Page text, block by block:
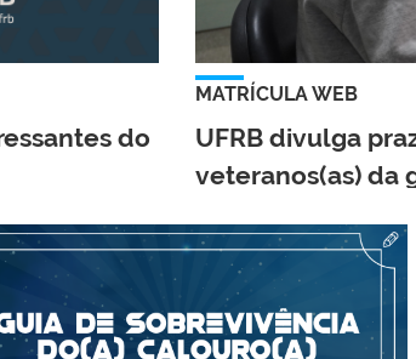
do
MATRÍCULA WEB
UFRB divulga
veteranos(as) da